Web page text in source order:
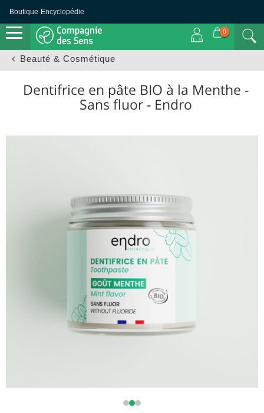
Boutique· Encyclopédie
0
Beauté & Cosmétique
Dentifrice en pâte BIO à la Menthe -
Sans fluor - Endro